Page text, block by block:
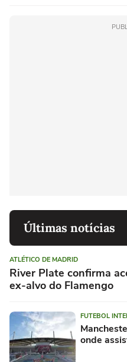
Últimas notícias
ATLÉTICO DE MADRID
River Plate confirma
ex-alvo do Flamengo
FUTEBOL
onde